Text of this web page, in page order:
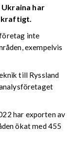
Ukraina har
kraftigt.
inte
exempelvis
till Ryssland
har exporten av
ökat med 455